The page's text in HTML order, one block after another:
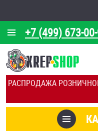
РАСПРОДАЖА
+7 (499) 673-
О КОМПАНИИ
КАЛЬКУЛЯТОР
ОТЗЫВЫ